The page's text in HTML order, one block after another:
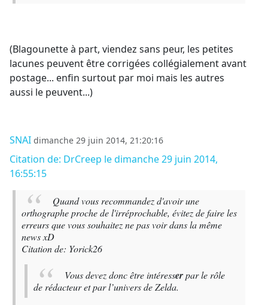
(Blagounette à part, viendez sans peur, les petites
lacunes peuvent être corrigées collégialement avant
postage... enfin surtout par moi mais les autres
aussi le peuvent...)
SNAI dimanche 29 juin 2014, 21:20:16
Citation de: DrCreep le dimanche 29 juin 2014,
16:55:15
Quand vous recommandez d'avoir une
orthographe proche de l'irréprochable, évitez de faire les
erreurs que vous souhaitez ne pas voir dans la même
news xD
Citation de: Yorick26
Vous devez donc être intéresserpar le rôle
de rédacteur et par l’univers de Zelda.